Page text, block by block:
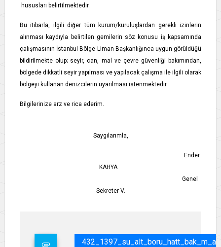
hususları belirtilmektedir.
Bu itibarla, ilgili diğer tüm kurum/kuruluşlardan gerekli izinlerin
alınması kaydıyla belirtilen gemilerin söz konusu iş kapsamında
çalışmasının İstanbul Bölge Liman Başkanlığınca uygun görüldüğü
bildirilmekte olup; seyir, can, mal ve çevre güvenliği bakımından,
bölgede dikkatli seyir yapılması ve yapılacak çalışma ile ilgili olarak
bölgeyi kullanan denizcilerin uyarılması istenmektedir.
Bilgilerinize arz ve rica ederim.
Saygılarımla,
Ender
KAHYA
Genel
Sekreter V.